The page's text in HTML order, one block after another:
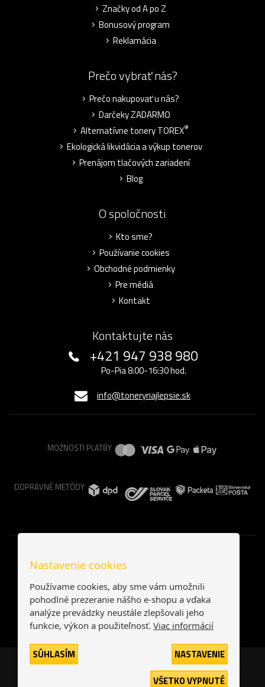
Značky od A po Z
Bonusový program
Reklamácia
Prečo vybrať nás?
Prečo nakupovať u nás?
Darčeky ZADARMO
Alternatívne tonery TOREX®
Ekologická likvidácia a výkup tonerov
Prenájom tlačových zariadení
Blog
O spoločnosti
Kto sme?
Používanie cookies
Obchodné podmienky
Pre médiá
Kontakt
Kontaktujte nás
+421 947 938 980
Po-Pia 8:00-16:30 hod.
info@tonerynajlepsie.sk
MOŽNOSTI PLATBY
DOPRAVNÉ METÓDY
Slovensko
Nastavenie cookies
Používame cookies, aby sme vám umožnili
pohodlné prezeranie nášho e-shopu a vďaka
analýze prevádzky neustále zlepšovali jeho
funkcie, výkon a použiteľnosť. Viac informácií
SÚHLASÍM
NASTAVENIE
VŠETKO VYPNUTÉ